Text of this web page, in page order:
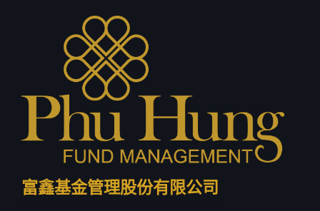
隱私政策
富鑫基金管理股份有限公司